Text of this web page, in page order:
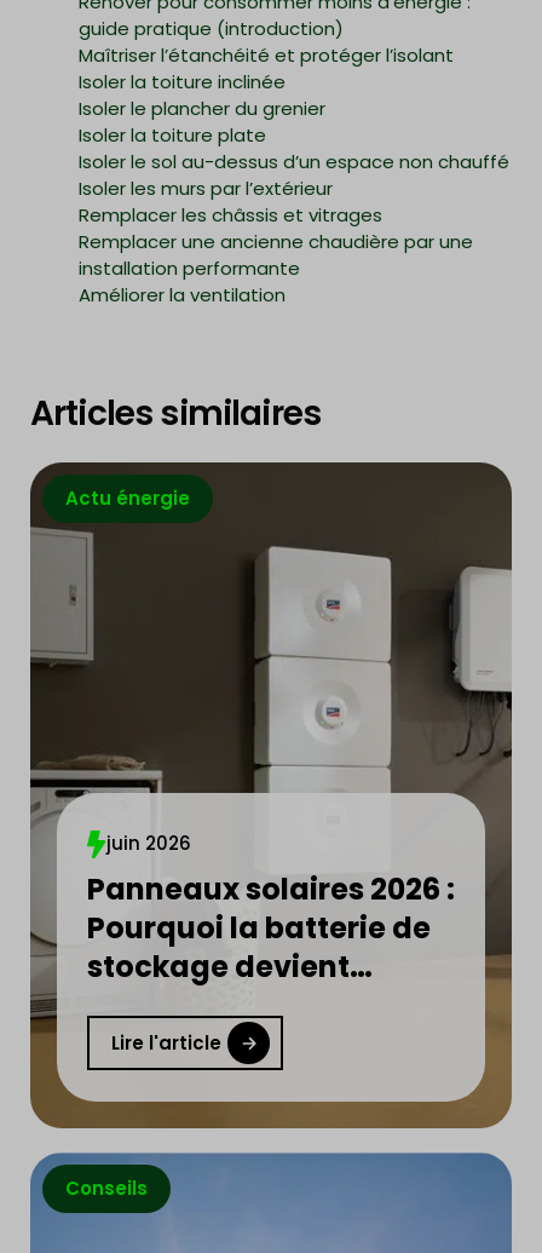
guide pratique (introduction)
Maîtriser l’étanchéité et protéger l’isolant
Isoler la toiture inclinée
Isoler le plancher du grenier
Isoler la toiture plate
Isoler le sol au-dessus d’un espace non chauffé
Isoler les murs par l’extérieur
Remplacer les châssis et vitrages
Remplacer une ancienne chaudière par une
installation performante
Améliorer la ventilation
Articles similaires
Actu énergie
juin 2026
Panneaux solaires 2026 :
Pourquoi la batterie de
stockage devient
indispensable ?
Lire l'article
Conseils